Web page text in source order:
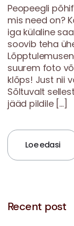
Peopeegli
mis need on?
iga külaline
soovib teha
suurem foto
klõps! Just nii
Sõltuvalt
jääd pildile […]
Loe edasi
Recent post